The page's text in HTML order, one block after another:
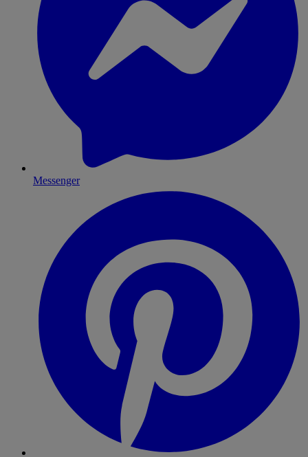
Messenger